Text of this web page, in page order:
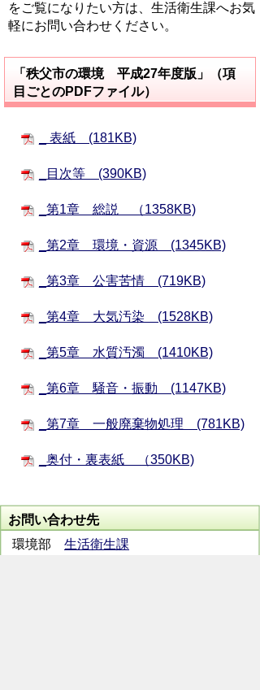
をご覧になりたい方は、生活衛生課へお気
軽にお問い合わせください。
「秩父市の環境 平成27年度版」（項
目ごとのPDFファイル）
_ 表紙 (181KB)
_目次等 (390KB)
_第1章 総説 （1358KB)
_第2章 環境・資源 (1345KB)
_第3章 公害苦情 (719KB)
_第4章 大気汚染 (1528KB)
_第5章 水質汚濁 (1410KB)
_第6章 騒音・振動 (1147KB)
_第7章 一般廃棄物処理 (781KB)
_奥付・裏表紙 （350KB)
お問い合わせ先
環境部 生活衛生課